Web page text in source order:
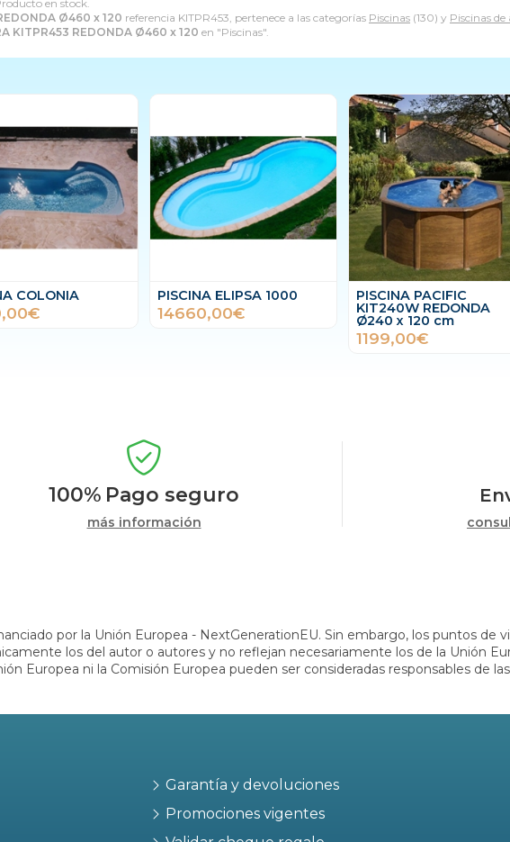
en stock.
Ø460 x 120 referencia KITPR453, pertenece a las categorías Piscinas (130) y Piscinas de
KITPR453 REDONDA Ø460 x 120 en "Piscinas".
COLONIA PISCINA ELIPSA 1000
14660,00€
PISCINA PACIFIC
KIT240W REDONDA
Ø240 x 120 cm
1199,00€
100% Pago seguro
más información
por la Unión Europea - NextGenerationEU. Sin embargo, los puntos de
los del autor o autores y no reflejan necesariamente los de la Unión
Europea ni la Comisión Europea pueden ser consideradas responsables de
Garantía y devoluciones
Promociones vigentes